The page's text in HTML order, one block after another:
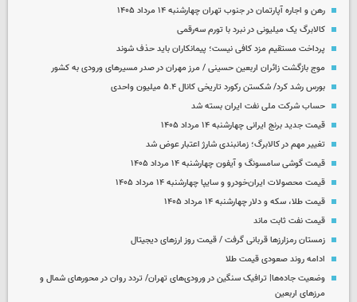
رهن و اجاره آپارتمان در جنوب تهران چهارشنبه ۱۴ مرداد ۱۴۰۵
کالابرگ یک میلیونی در نبرد با تورم سه‌رقمی
پرداخت مستقیم مزد کافی نیست؛ پیمانکاران باید حذف شوند
موج بازگشت زائران اربعین حسینی / مرز مهران در صدر مسیرهای ورودی به کشور
بورس رشد کرد/ شکستن رکورد تاریخی کانال ۵.۴ میلیون واحدی
حساب‌ شرکت ملی نفت ایران بسته شد
قیمت جدید برنج ایرانی چهارشنبه ۱۴ مرداد ۱۴۰۵
تغییر مهم در کالابرگ؛ زمانبندی‌ شارژ اعتبار عوض شد
قیمت گوشی سامسونگ و آیفون چهارشنبه ۱۴ مرداد ۱۴۰۵
قیمت محصولات ایران‌خودرو و سایپا چهارشنبه ۱۴ مرداد ۱۴۰۵
قیمت طلا، سکه و دلار چهارشنبه ۱۴ مرداد ۱۴۰۵
قیمت نفت ثابت ماند
زمستان رمزارزها قربانی گرفت / قیمت روز ارزهای دیجیتال
ادامه روند صعودی قیمت طلا
وضعیت جاده‌ها| ترافیک سنگین در ورودی‌های تهران/ تردد روان در محورهای شمال و
مرزهای اربعین